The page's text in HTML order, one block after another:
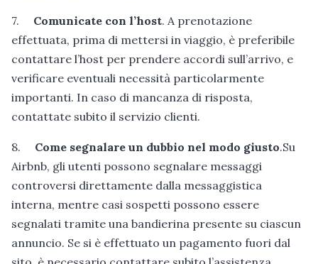
7. Comunicate con l’host. A prenotazione
effettuata, prima di mettersi in viaggio, è preferibile
contattare l’host per prendere accordi sull’arrivo, e
verificare eventuali necessità particolarmente
importanti. In caso di mancanza di risposta,
contattate subito il servizio clienti.
8. Come segnalare un dubbio nel modo giusto.Su
Airbnb, gli utenti possono segnalare messaggi
controversi direttamente dalla messaggistica
interna, mentre casi sospetti possono essere
segnalati tramite una bandierina presente su ciascun
annuncio. Se si è effettuato un pagamento fuori dal